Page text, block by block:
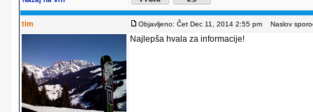
tim Objavljeno: Čet Dec 11, 2014 2:55 pm Naslov
Najlepša hvala za informacije!